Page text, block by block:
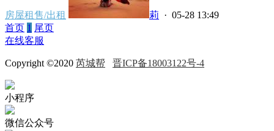
房屋租售/出租 莉 · 05-28 13:49
首页 1 尾页
在线客服
Copyright ©2020 芮城帮 晋ICP备18003122号-4
小程序
微信公众号